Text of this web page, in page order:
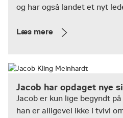
og har også landet et nyt
Læs mere
Jacob har opdaget nye
Jacob er kun lige begyndt
han er alligevel ikke i tvivl